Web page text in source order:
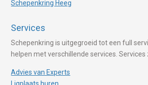
Schepenkring Heeg
Services
Schepenkring is uitgegroeid tot een full
helpen met verschillende services. Services
Advies van Experts